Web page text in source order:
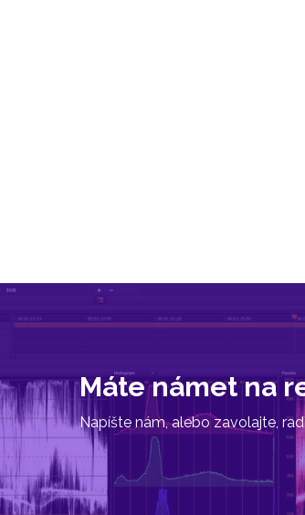
Máte námet na
Napíšte nám, alebo zavolajte,